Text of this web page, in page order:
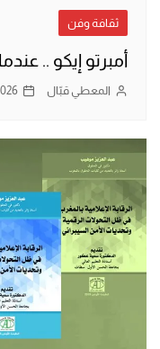
ثقافة وفن
أمبرتو إيكو ..
المعطي قبّال